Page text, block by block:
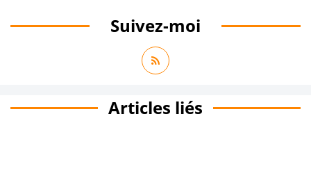
Suivez-moi
Articles liés